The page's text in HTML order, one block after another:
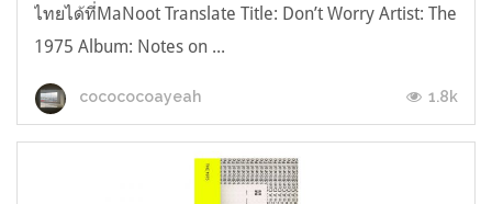
ไทยได้ที่MaNoot Translate Title: Don’t Worry Artist: The
1975 Album: Notes on ...
cocococoayeah 1.8k